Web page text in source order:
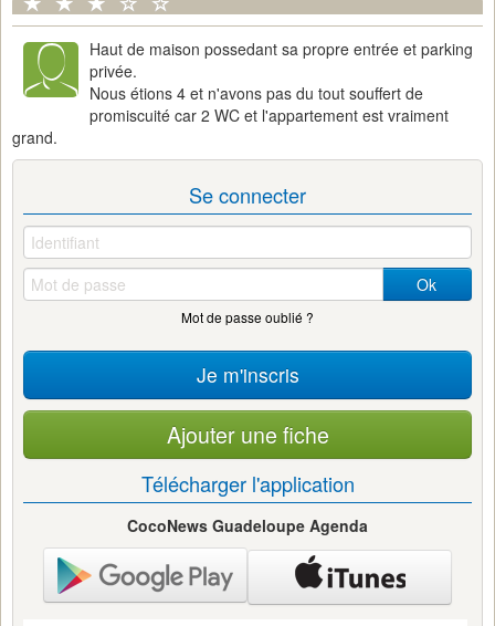
Haut de maison possedant sa propre entrée et parking
privée.
Nous étions 4 et n'avons pas du tout souffert de
promiscuité car 2 WC et l'appartement est vraiment
grand.
Se connecter
Ok
Mot de passe oublié ?
Je m'inscris
Ajouter une fiche
Télécharger l'application
CocoNews Guadeloupe Agenda